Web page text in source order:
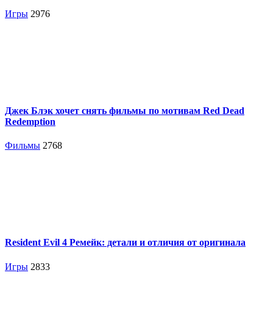
Игры 2976
Джек Блэк хочет снять фильмы по мотивам Red Dead
Redemption
Фильмы 2768
Resident Evil 4 Ремейк: детали и отличия от оригинала
Игры 2833